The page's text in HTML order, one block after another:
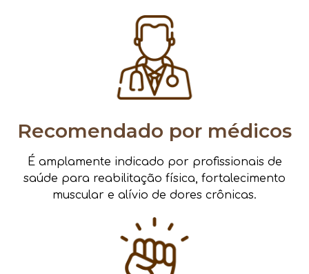
Recomendado por médicos
É amplamente indicado por profissionais de
saúde para reabilitação física, fortalecimento
muscular e alívio de dores crônicas.